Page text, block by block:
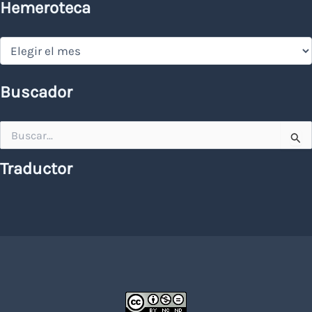
Hemeroteca
Hemeroteca
Buscador
por:
Traductor